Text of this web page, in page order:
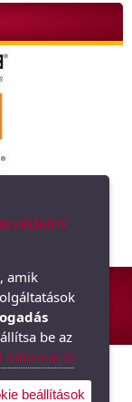
ami szigetelés,
amik
be az
információ
beállítások